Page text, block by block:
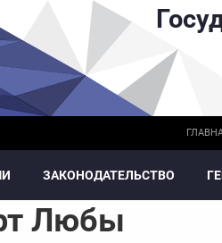
ЗАКОНОДАТЕЛЬСТВО
Любы